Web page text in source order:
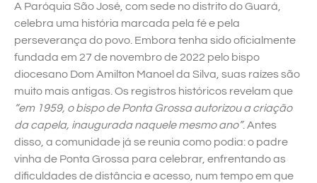
A Paróquia São José, com sede no distrito do Guará,
celebra uma história marcada pela fé e pela
perseverança do povo. Embora tenha sido oficialmente
fundada em 27 de novembro de 2022 pelo bispo
diocesano Dom Amilton Manoel da Silva, suas raízes são
muito mais antigas. Os registros históricos revelam que
“em 1959, o bispo de Ponta Grossa autorizou a criação
da capela, inaugurada naquele mesmo ano”. Antes
disso, a comunidade já se reunia como podia: o padre
vinha de Ponta Grossa para celebrar, enfrentando as
dificuldades de distância e acesso, num tempo em que